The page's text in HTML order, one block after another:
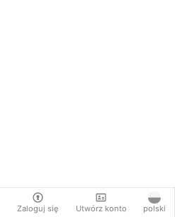
Zaloguj się Utwórz konto polski